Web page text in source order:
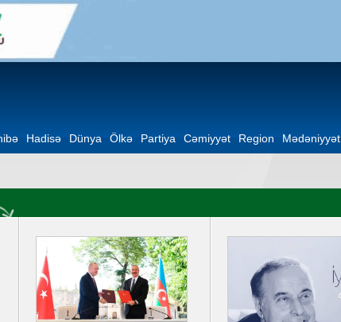
Hadisə Dünya Ölkə Partiya Cəmiyyət Region Mədəniyyət